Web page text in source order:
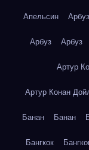
Апельсин Арбуз
Арбуз Арбуз
Артур
Артур Конан
Банан Банан
Бангкок